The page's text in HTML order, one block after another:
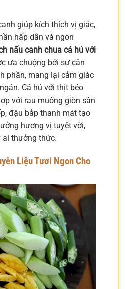
giúp kích thích vị giác,
hấp dẫn và ngon
nấu canh chua cá hú với
ưa chuộng bởi sự cân
phần, mang lại cảm giác
Cá hú với thịt béo
với rau muống giòn sần
đậu bắp thanh mát tạo
hương vị tuyệt vời,
ai thưởng thức.
Liệu Tươi Ngon Cho